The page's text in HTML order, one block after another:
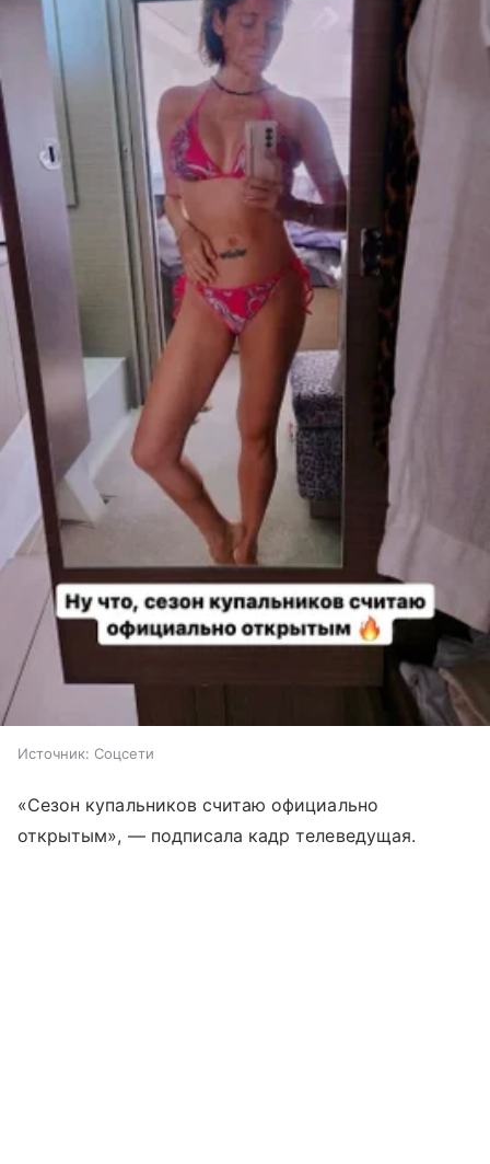
Источник: Соцсети
«Сезон купальников считаю официально
открытым», — подписала кадр телеведущая.